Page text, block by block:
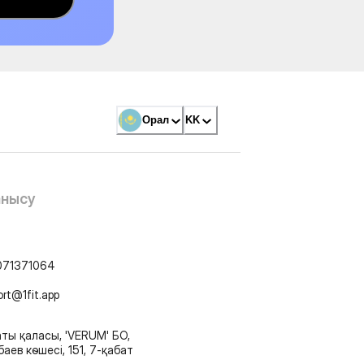
Орал KK
қаласы, 'VERUM' БО,
көшесі, 151, 7-қабат